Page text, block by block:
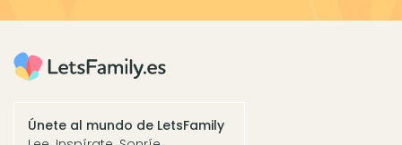
Únete al mundo de LetsFamily